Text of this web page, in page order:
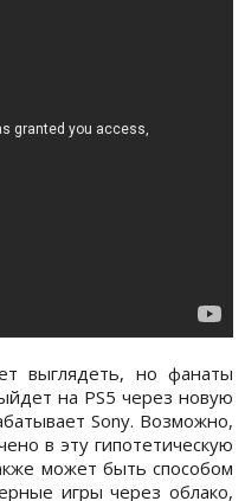
выглядеть, но фанаты
на PS5 через новую
Sony. Возможно,
в эту гипотетическую
может быть способом
игры через облако,